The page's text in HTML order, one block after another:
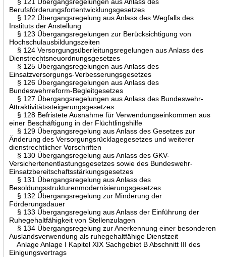
Berufsförderungsfortentwicklungsgesetzes
§ 122 Übergangsregelung aus Anlass des Wegfalls des
Instituts der Anstellung
§ 123 Übergangsregelungen zur Berücksichtigung von
Hochschulausbildungszeiten
§ 124 Versorgungsüberleitungsregelungen aus Anlass des
Dienstrechtsneuordnungsgesetzes
§ 125 Übergangsregelungen aus Anlass des
Einsatzversorgungs-Verbesserungsgesetzes
§ 126 Übergangsregelungen aus Anlass des
Bundeswehrreform-Begleitgesetzes
§ 127 Übergangsregelungen aus Anlass des Bundeswehr-
Attraktivitätssteigerungsgesetzes
§ 128 Befristete Ausnahme für Verwendungseinkommen aus
einer Beschäftigung in der Flüchtlingshilfe
§ 129 Übergangsregelung aus Anlass des Gesetzes zur
Änderung des Versorgungsrücklagegesetzes und weiterer
dienstrechtlicher Vorschriften
§ 130 Übergangsregelung aus Anlass des GKV-
Versichertenentlastungsgesetzes sowie des Bundeswehr-
Einsatzbereitschaftsstärkungsgesetzes
§ 131 Übergangsregelung aus Anlass des
Besoldungsstrukturenmodernisierungsgesetzes
§ 132 Übergangsregelung zur Minderung der
Förderungsdauer
§ 133 Übergangsregelung aus Anlass der Einführung der
Ruhegehaltfähigkeit von Stellenzulagen
§ 134 Übergangsregelung zur Anerkennung einer besonderen
Auslandsverwendung als ruhegehaltfähige Dienstzeit
Anlage Anlage I Kapitel XIX Sachgebiet B Abschnitt III des
Einigungsvertrags